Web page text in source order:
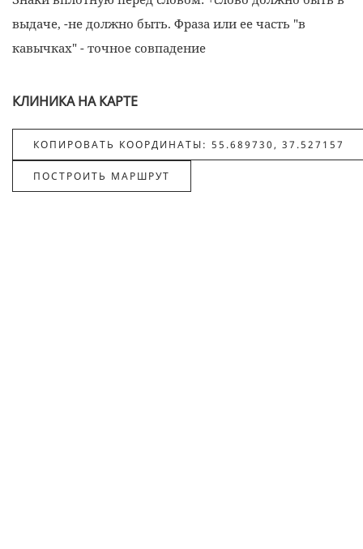
выдаче, -не должно быть. Фраза или ее часть "в
кавычках" - точное совпадение
КЛИНИКА НА КАРТЕ
КОПИРОВАТЬ КООРДИНАТЫ: 55.689730, 37.527157
ПОСТРОИТЬ МАРШРУТ